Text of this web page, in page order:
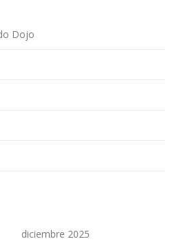
Dojo
diciembre 2025